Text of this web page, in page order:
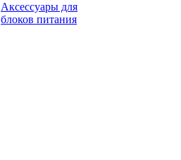
Аксессуары для
блоков питания